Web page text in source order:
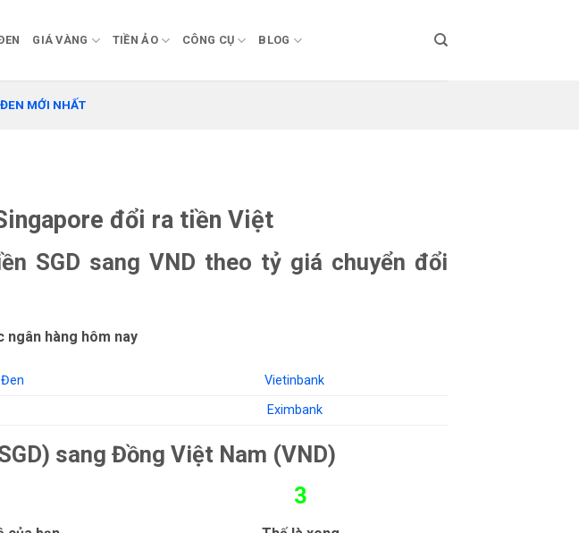
GIÁ VÀNG TIỀN ẢO CÔNG CỤ BLOG
MỚI NHẤT
đổi ra tiền Việt
SGD sang VND theo tỷ giá chuyển đổi
hàng hôm nay
Vietinbank
Eximbank
sang Đồng Việt Nam (VND)
3